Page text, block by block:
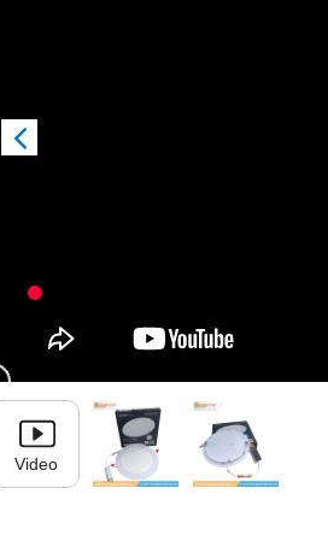
PREVIOUS
Video